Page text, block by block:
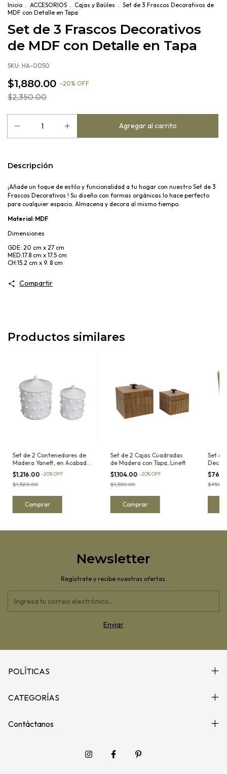
Inicio . ACCESORIOS . Cajas y Baúles . Set de 3 Frascos Decorativos de
MDF con Detalle en Tapa
Set de 3 Frascos Decorativos
de MDF con Detalle en Tapa
SKU: HA-0050
$1,880.00 -20% OFF
$2,350.00
Descripción
¡Añade un toque de estilo y funcionalidad a tu hogar con nuestro Set de 3
Frascos Decorativos ! Su diseño con formas orgánicas lo hace perfecto
para cualquier espacio. Almacena y decora al mismo tiempo.
Material: MDF
Dimensiones
GDE: 20 cm x 27 cm
MED:17.8 cm x 17.5 cm
CH:15.2 cm x 9. 8 cm
Compartir
Productos similares
Set de 2 Contenedores de
Madera Yanett, en Acabado
Blanco
$1,216.00 -20%OFF
$1,520.00
Set de 2 Cajas Cuadradas
de Madera con Tapa, Linett
$1,104.00 -20%OFF
$1,380.00
Set
Altos
Newsletter
Regístrate y recibe nuestras ofertas.
POLÍTICAS
CATEGORÍAS
Contáctanos